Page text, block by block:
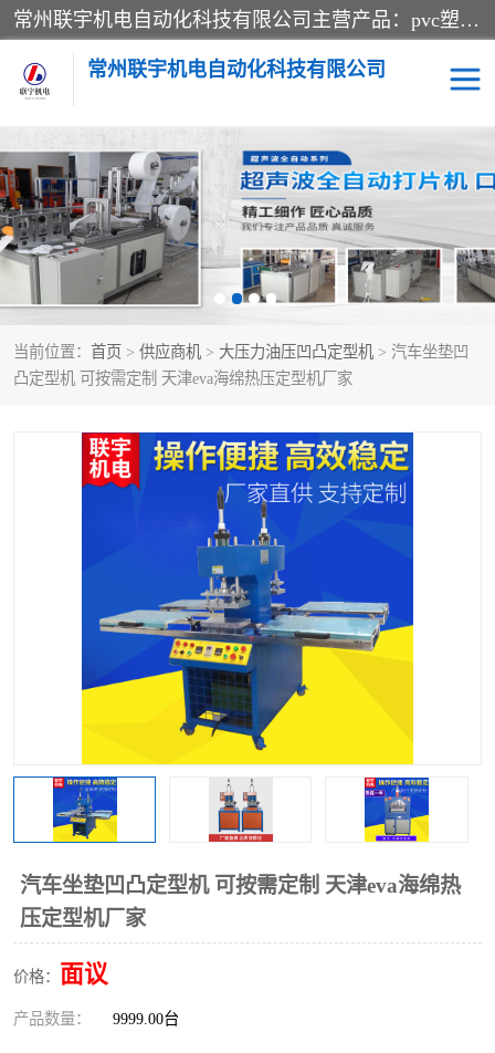
常州联宇机电自动化科技有限公司主营产品：pvc塑料焊机、高频热合机、软膜天花压边机、服装布料凹凸压花机、布料3d压印设备、服装植胶设备、超声波布料花边机、无纺布热合机、全自动压花机。
常州联宇机电自动化科技有限公司
当前位置： 首页 > 供应商机 > 大压力油压凹凸定型机 > 汽车坐垫凹
凸定型机 可按需定制 天津eva海绵热压定型机厂家
汽车坐垫凹凸定型机 可按需定制 天津eva海绵热
压定型机厂家
价格： 面议
产品数量： 9999.00台
压花定型机以及压花模具 超声波热合机
高频热合机 超声波花边机
超声波复合压花机 凹凸压花机压标机
3040凹凸压花机 双头服装凹凸压花机
高频压花压标机 自动超声波打片成型机